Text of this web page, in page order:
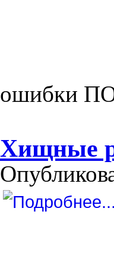
ошибки
Хищные